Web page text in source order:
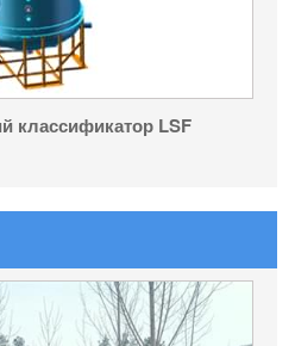
классификатор LSF